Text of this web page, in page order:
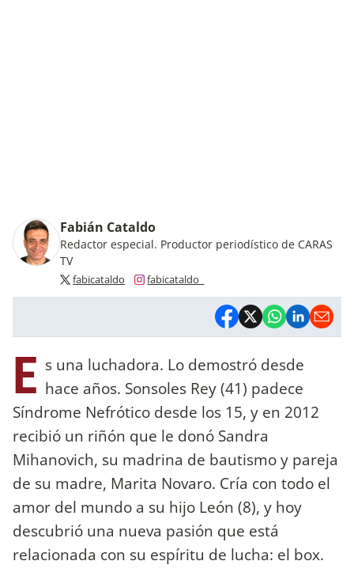
Fabián Cataldo
Redactor especial. Productor periodístico de CARAS
TV
fabicataldo fabicataldo_
E s una luchadora. Lo demostró desde
hace años. Sonsoles Rey (41) padece
Síndrome Nefrótico desde los 15, y en 2012
recibió un riñón que le donó Sandra
Mihanovich, su madrina de bautismo y pareja
de su madre, Marita Novaro. Cría con todo el
amor del mundo a su hijo León (8), y hoy
descubrió una nueva pasión que está
relacionada con su espíritu de lucha: el box.